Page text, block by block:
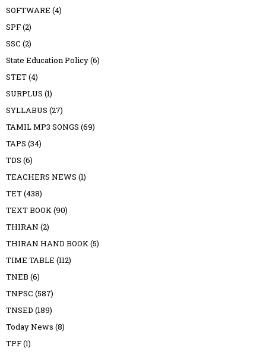
SOFTWARE (4)
SPF(2)
SSC (2)
State Education Policy(6)
STET(4)
SURPLUS (1)
SYLLABUS (27)
TAMIL MP3 SONGS (69)
TAPS (34)
TDS (6)
TEACHERS NEWS (1)
TET(438)
TEXT BOOK(90)
THIRAN (2)
THIRAN HAND BOOK(5)
TIME TABLE (112)
TNEB (6)
TNPSC (587)
TNSED (189)
Today News (8)
TPF(1)